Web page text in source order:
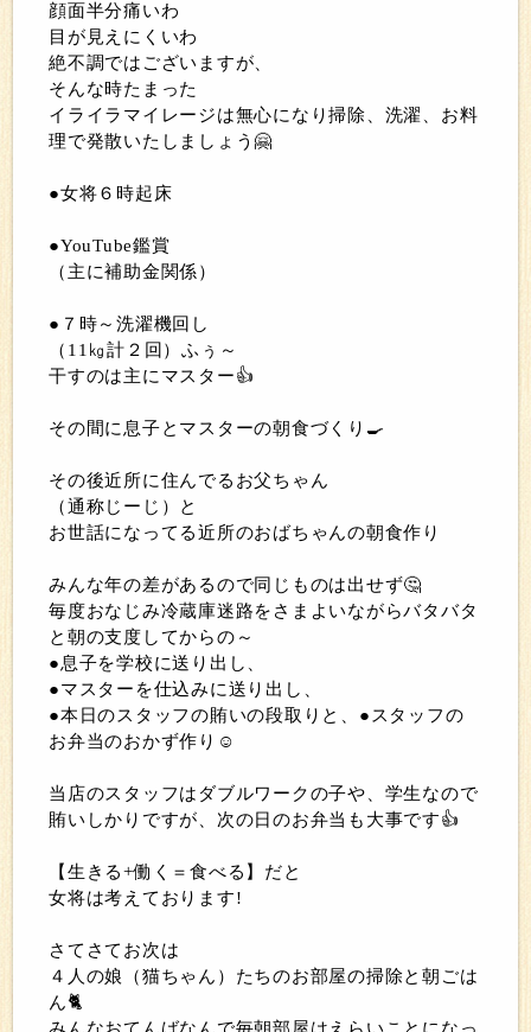
顔面半分痛いわ
目が見えにくいわ
絶不調ではございますが、
そんな時たまった
イライラマイレージは無心になり掃除、洗濯、お料
理で発散いたしましょう🤗
●女将６時起床
●YouTube鑑賞
（主に補助金関係）
●７時～洗濯機回し
（11㎏計２回）ふぅ～
干すのは主にマスター👍
その間に息子とマスターの朝食づくり🍳
その後近所に住んでるお父ちゃん
（通称じーじ）と
お世話になってる近所のおばちゃんの朝食作り
みんな年の差があるので同じものは出せず🤔
毎度おなじみ冷蔵庫迷路をさまよいながらバタバタ
と朝の支度してからの～
●息子を学校に送り出し、
●マスターを仕込みに送り出し、
●本日のスタッフの賄いの段取りと、●スタッフの
お弁当のおかず作り☺️
当店のスタッフはダブルワークの子や、学生なので
賄いしかりですが、次の日のお弁当も大事です👍
【生きる+働く＝食べる】だと
女将は考えております!
さてさてお次は
４人の娘（猫ちゃん）たちのお部屋の掃除と朝ごは
ん🐈